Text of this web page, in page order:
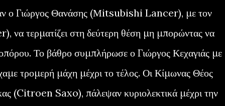
ο Γιώργος Θανάσης (Μitsubishi Lancer), με τον
τερματίζει στη δεύτερη θέση μη μπορώντας να
Το βάθρο συμπλήρωσε ο Γιώργος Κεχαγιάς με
τρομερή μάχη μέχρι το τέλος. Οι Κίμωνας Θέος
(Citroen Saxo), πάλεψαν κυριολεκτικά μέχρι την